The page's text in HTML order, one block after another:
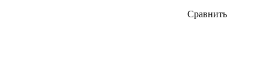
Сравнить